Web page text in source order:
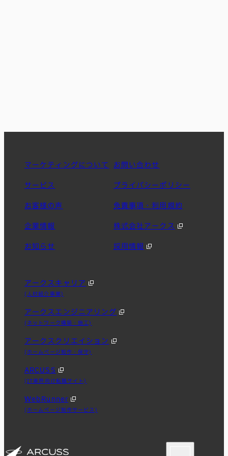
マーケティングについて
サービス
お客様の声
企業情報
お知らせ
お問い合わせ
プライバシーポリシー
免責事項・利用規約
株式会社アークス
採用情報
アークスキャリア
(人材紹介事業)
アークスエンジニアリング
(ネットワーク構築・施工)
アークスクリエイション
(ホームページ制作・保守)
ARCUSS
(IT業界向け転職サイト)
WebRunner
(ホームページ制作サービス)